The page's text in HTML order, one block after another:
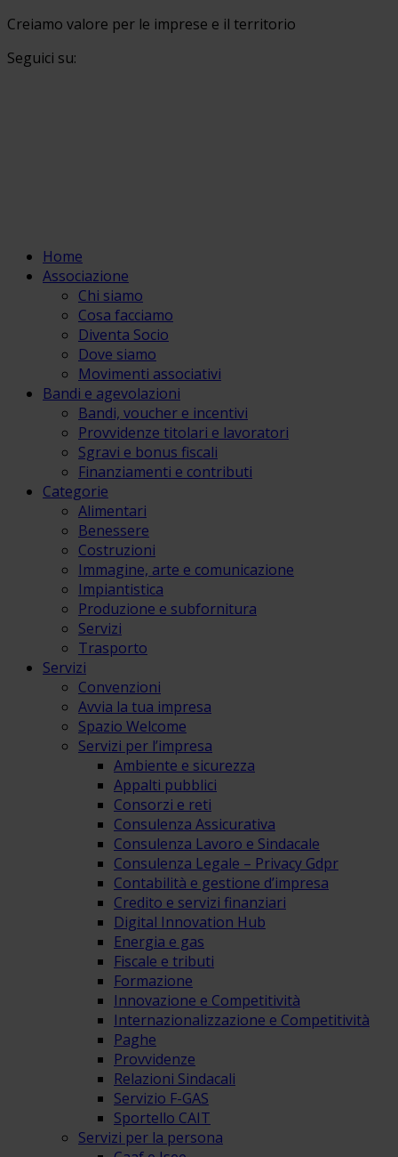
Creiamo valore per le imprese e il territorio
Seguici su:
Home
Associazione
Chi siamo
Cosa facciamo
Diventa Socio
Dove siamo
Movimenti associativi
Bandi e agevolazioni
Bandi, voucher e incentivi
Provvidenze titolari e lavoratori
Sgravi e bonus fiscali
Finanziamenti e contributi
Categorie
Alimentari
Benessere
Costruzioni
Immagine, arte e comunicazione
Impiantistica
Produzione e subfornitura
Servizi
Trasporto
Servizi
Convenzioni
Avvia la tua impresa
Spazio Welcome
Servizi per l’impresa
Ambiente e sicurezza
Appalti pubblici
Consorzi e reti
Consulenza Assicurativa
Consulenza Lavoro e Sindacale
Consulenza Legale – Privacy Gdpr
Contabilità e gestione d’impresa
Credito e servizi finanziari
Digital Innovation Hub
Energia e gas
Fiscale e tributi
Formazione
Innovazione e Competitività
Internazionalizzazione e Competitività
Paghe
Provvidenze
Relazioni Sindacali
Servizio F-GAS
Sportello CAIT
Servizi per la persona